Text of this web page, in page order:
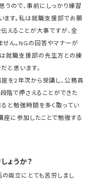
うので、事前にしっかり練習
ます。私は就職支援部でお願
えることが大事ですが、全
せん。NGの回答やマナーが
は就職支援部の先生方との練
と思います。
を2年次から受講し、公務員
階で押さえることができた
と勉強時間を多く取ってい
座に参加したことで勉強する
ょうか？
両立にとても苦労しまし